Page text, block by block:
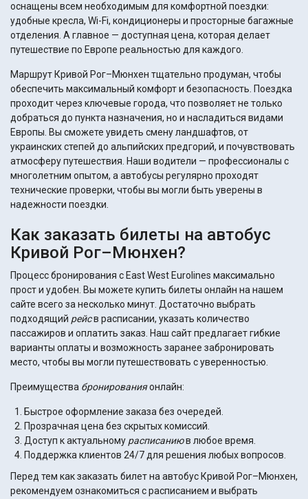
оснащены всем необходимым для комфортной поездки:
удобные кресла, Wi-Fi, кондиционеры и просторные багажные
отделения. А главное — доступная цена, которая делает
путешествие по Европе реальностью для каждого.
Маршрут Кривой Рог–Мюнхен тщательно продуман, чтобы
обеспечить максимальный комфорт и безопасность. Поездка
проходит через ключевые города, что позволяет не только
добраться до пункта назначения, но и насладиться видами
Европы. Вы сможете увидеть смену ландшафтов, от
украинских степей до альпийских предгорий, и почувствовать
атмосферу путешествия. Наши водители — профессионалы с
многолетним опытом, а автобусы регулярно проходят
технические проверки, чтобы вы могли быть уверены в
надежности поездки.
Как заказать билеты на автобус
Кривой Рог–Мюнхен?
Процесс бронирования с East West Eurolines максимально
прост и удобен. Вы можете купить билеты онлайн на нашем
сайте всего за несколько минут. Достаточно выбрать
подходящий рейсв расписании, указать количество
пассажиров и оплатить заказ. Наш сайт предлагает гибкие
варианты оплаты и возможность заранее забронировать
место, чтобы вы могли путешествовать с уверенностью.
Преимущества бронированияонлайн:
Быстрое оформление заказа без очередей.
Прозрачная цена без скрытых комиссий.
Доступ к актуальному расписаниюв любое время.
Поддержка клиентов 24/7 для решения любых вопросов.
Перед тем как заказать билет на автобус Кривой Рог–Мюнхен,
рекомендуем ознакомиться с расписанием и выбрать